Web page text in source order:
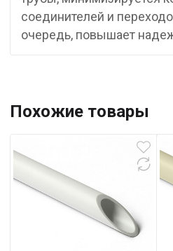
соединителей и
очередь, повышает
Похожие товары